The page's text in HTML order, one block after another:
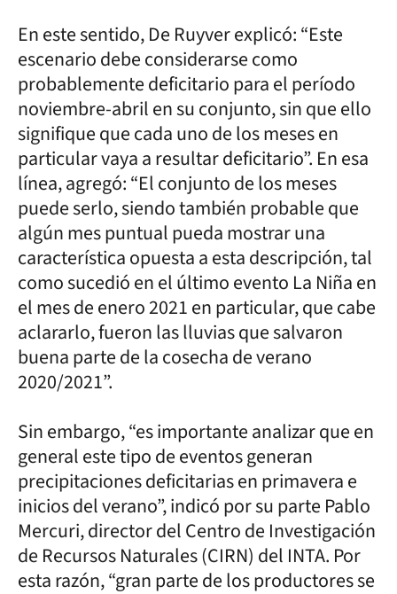
En este sentido, De Ruyver explicó: “Este
escenario debe considerarse como
probablemente deficitario para el período
noviembre-abril en su conjunto, sin que ello
signifique que cada uno de los meses en
particular vaya a resultar deficitario”. En esa
línea, agregó: “El conjunto de los meses
puede serlo, siendo también probable que
algún mes puntual pueda mostrar una
característica opuesta a esta descripción, tal
como sucedió en el último evento La Niña en
el mes de enero 2021 en particular, que cabe
aclararlo, fueron las lluvias que salvaron
buena parte de la cosecha de verano
2020/2021”.
Sin embargo, “es importante analizar que en
general este tipo de eventos generan
precipitaciones deficitarias en primavera e
inicios del verano”, indicó por su parte Pablo
Mercuri, director del Centro de Investigación
de Recursos Naturales (CIRN) del INTA. Por
esta razón, “gran parte de los productores se